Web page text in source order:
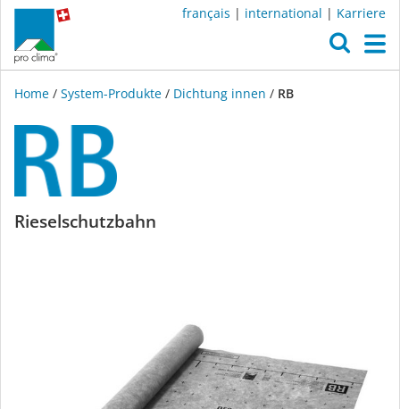
français | international | Karriere
Home / System-Produkte / Dichtung innen / RB
RB
Rieselschutzbahn